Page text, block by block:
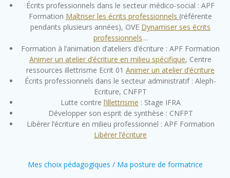
Écrits professionnels dans le secteur médico-social : APF
Formation Maîtriser les écrits professionnels (référente
pendants plusieurs années), OVE Dynamiser ses écrits
professionnels…
Formation à l’animation d’ateliers d’écriture : APF Formation
Animer un atelier d’écriture en milieu spécifique, Centre
ressources illettrisme Ecrit 01 Animer un atelier d’écriture
Écrits professionnels dans le secteur administratif : Aleph-
Ecriture, CNFPT
Lutte contre l’illettrisme : Stage IFRA
Développer son esprit de synthèse : CNFPT
Libérer l’écriture en milieu professionnel : APF Formation
Libérer l’écriture
Mes choix pédagogiques / Ma posture de formatrice